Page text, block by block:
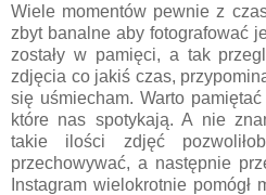
Wiele momentów pewnie z
zbyt banalne aby fotografować
zostały w pamięci, a tak
zdjęcia co jakiś czas,
się uśmiecham. Warto
które nas spotykają. A nie
takie ilości zdjęć
przechowywać, a następnie
Instagram wielokrotnie pomógł